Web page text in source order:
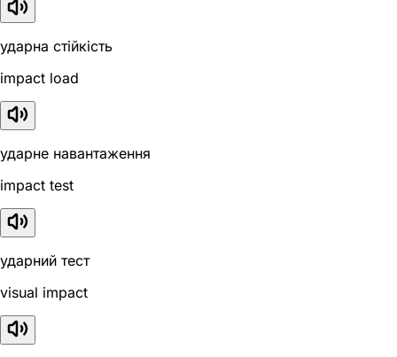
ударна стійкість
impact load
ударне навантаження
impact test
ударний тест
visual impact